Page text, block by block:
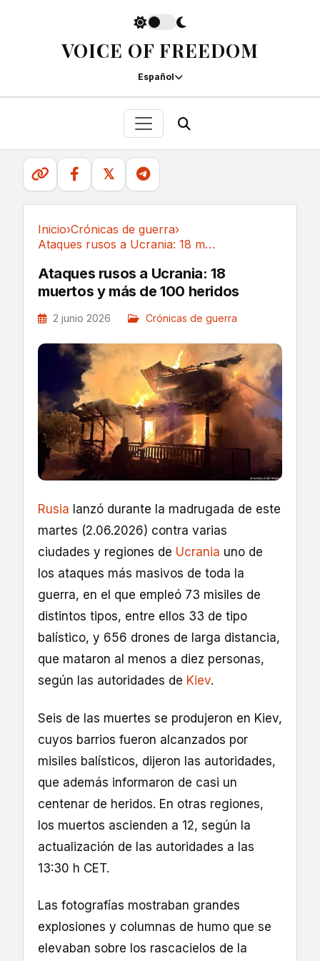
VOICE OF FREEDOM
Español
𝕏
Inicio›Crónicas de guerra›
Ataques rusos a Ucrania: 18 muertos y más de...
Ataques rusos a Ucrania: 18
muertos y más de 100 heridos
2 junio 2026 Crónicas de guerra
Rusia lanzó durante la madrugada de este
martes (2.06.2026) contra varias
ciudades y regiones de Ucrania uno de
los ataques más masivos de toda la
guerra, en el que empleó 73 misiles de
distintos tipos, entre ellos 33 de tipo
balístico, y 656 drones de larga distancia,
que mataron al menos a diez personas,
según las autoridades de Kiev.
Seis de las muertes se produjeron en Kiev,
cuyos barrios fueron alcanzados por
misiles balísticos, dijeron las autoridades,
que además informaron de casi un
centenar de heridos. En otras regiones,
los muertos ascienden a 12, según la
actualización de las autoridades a las
13:30 h CET.
Las fotografías mostraban grandes
explosiones y columnas de humo que se
elevaban sobre los rascacielos de la